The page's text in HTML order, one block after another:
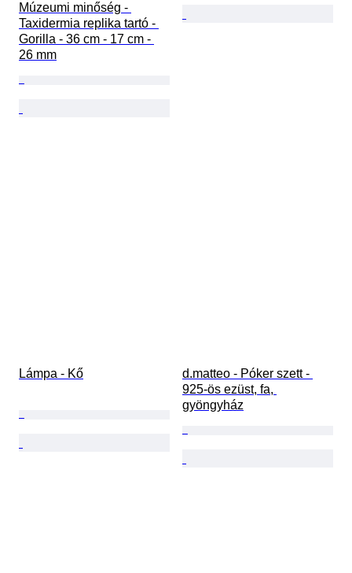
Múzeumi minőség -
Taxidermia replika tartó -
Gorilla - 36 cm - 17 cm -
26 mm
Lámpa - Kő
d.matteo - Póker szett -
925-ös ezüst, fa,
gyöngyház